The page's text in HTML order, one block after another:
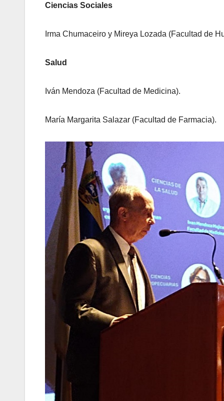
Ciencias Sociales
Irma Chumaceiro y Mireya Lozada (Facultad de
Salud
Iván Mendoza (Facultad de Medicina).
María Margarita Salazar (Facultad de Farmacia).